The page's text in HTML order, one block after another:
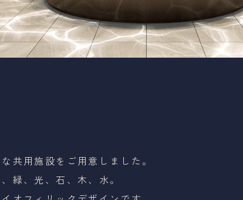
共用施設をご用意しました。
緑、光、石、木、水。